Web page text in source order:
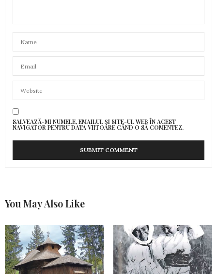
SALVEAZĂ-MI NUMELE, EMAILUL ȘI SITE-UL WEB ÎN ACEST
NAVIGATOR PENTRU DATA VIITOARE CÂND O SĂ COMENTEZ.
You May Also Like